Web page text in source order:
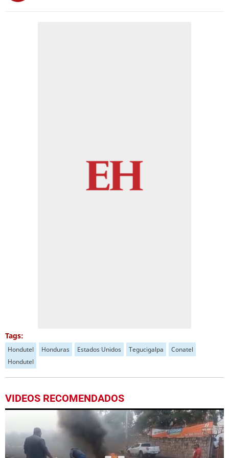
Tags:
Hondutel Honduras Estados Unidos Tegucigalpa
Conatel
Hondutel
VIDEOS RECOMENDADOS